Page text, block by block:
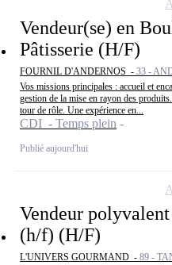
Vendeur(se) en
Pâtisserie (H/F)
FOURNIL D'ANDERNOS - 33 -
Vos missions principales : accueil et
gestion de la mise en rayon des
tour de rôle. Une expérience en...
CDI - Temps plein
Publié aujourd'hui
Vendeur
(h/f) (H/F)
L'UNIVERS GOURMAND - 89 -